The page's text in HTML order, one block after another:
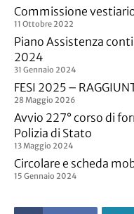
Commissione
11 Ottobre 2022
Piano Assistenza
2024
31 Gennaio 2024
FESI 2025 –
28 Maggio 2026
Avvio 227° corso di
Polizia di Stato
13 Maggio 2024
Circolare e scheda
15 Gennaio 2024